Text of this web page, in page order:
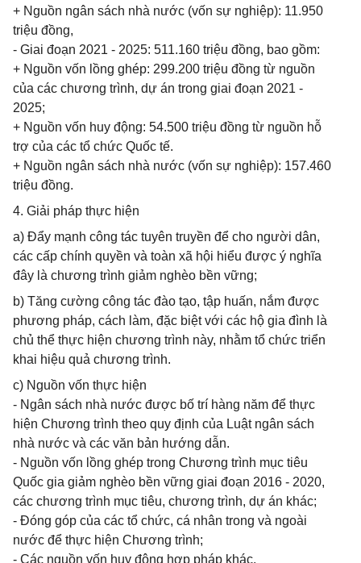
+ Nguồn ngân sách nhà nước (vốn sự nghiệp): 11.950
triệu đồng,
- Giai đoạn 2021 - 2025: 511.160 triệu đồng, bao gồm:
+ Nguồn vốn lồng ghép: 299.200 triệu đồng từ nguồn
của các chương trình, dự án trong giai đoạn 2021 -
2025;
+ Nguồn vốn huy động: 54.500 triệu đồng từ nguồn hỗ
trợ của các tổ chức Quốc tế.
+ Nguồn ngân sách nhà nước (vốn sự nghiệp): 157.460
triệu đồng.
4. Giải pháp thực hiện
a) Đẩy mạnh công tác tuyên truyền để cho người dân,
các cấp chính quyền và toàn xã hội hiểu được ý nghĩa
đây là chương trình giảm nghèo bền vững;
b) Tăng cường công tác đào tạo, tập huấn, nắm được
phương pháp, cách làm, đặc biệt với các hộ gia đình là
chủ thể thực hiện chương trình này, nhằm tổ chức triển
khai hiệu quả chương trình.
c) Nguồn vốn thực hiện
- Ngân sách nhà nước được bố trí hàng năm để thực
hiện Chương trình theo quy định của Luật ngân sách
nhà nước và các văn bản hướng dẫn.
- Nguồn vốn lồng ghép trong Chương trình mục tiêu
Quốc gia giảm nghèo bền vững giai đoạn 2016 - 2020,
các chương trình mục tiêu, chương trình, dự án khác;
- Đóng góp của các tổ chức, cá nhân trong và ngoài
nước để thực hiện Chương trình;
- Các nguồn vốn huy động hợp pháp khác.